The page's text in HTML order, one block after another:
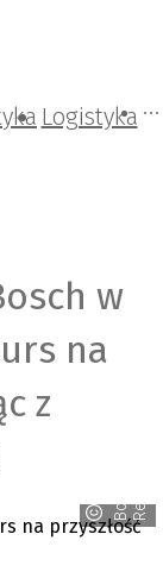
Logistyka
w
na
z
B
o
s
c
h
R
e
x
r
o
th